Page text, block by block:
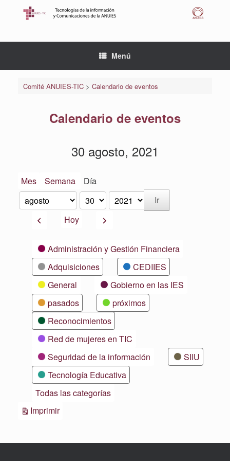
Menú
Comité ANUIES-TIC> Calendario de eventos
Calendario de eventos
30 agosto, 2021
Mes Semana Día
Mes
Día
Año
AnteriorHoy Siguiente
CategoríasAdministración y Gestión Financiera
Adquisiciones
CEDIIES
General
Gobierno en las IES
pasados
próximos
Reconocimientos
Red de mujeres en TIC
Seguridad de la información
SIIU
Tecnología Educativa
Todas las categorías
ImprimirVistas